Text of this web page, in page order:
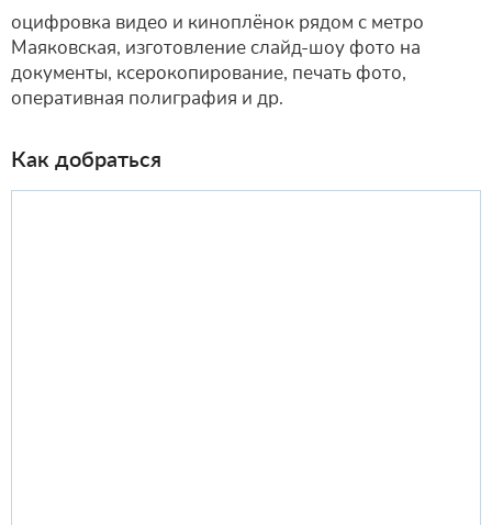
оцифровка видео и киноплёнок рядом с метро
Маяковская, изготовление слайд-шоу фото на
документы, ксерокопирование, печать фото,
оперативная полиграфия и др.
Как добраться